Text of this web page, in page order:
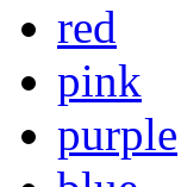
red
pink
purple